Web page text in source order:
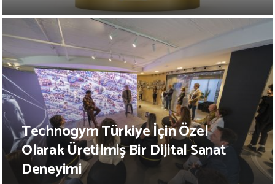
Technogym Türkiye İçin Özel
Olarak Üretilmiş Bir Dijital Sanat
Deneyimi